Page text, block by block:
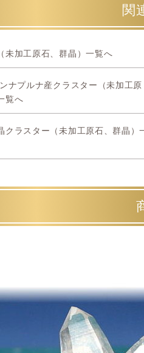
関
未加工原石、群晶）一覧へ
ナプルナ産クラスター（未加工原
覧へ
クラスター（未加工原石、群晶）